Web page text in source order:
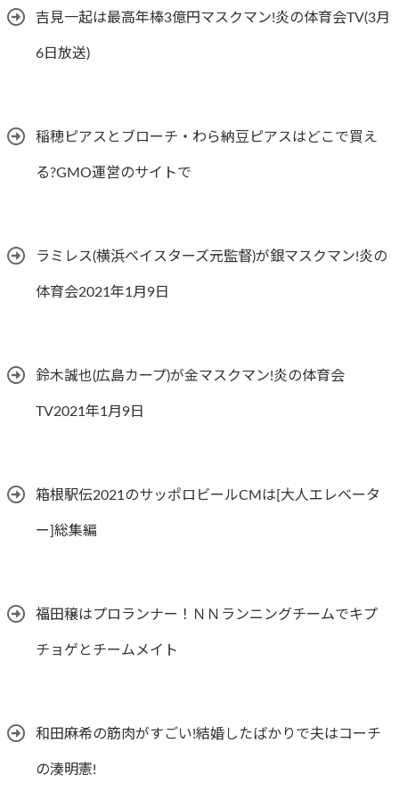
吉見一起は最高年棒3億円マスクマン!炎の体育会TV(3月
6日放送)
稲穂ピアスとブローチ・わら納豆ピアスはどこで買え
る?GMO運営のサイトで
ラミレス(横浜ベイスターズ元監督)が銀マスクマン!炎の
体育会2021年1月9日
鈴木誠也(広島カープ)が金マスクマン!炎の体育会
TV2021年1月9日
箱根駅伝2021のサッポロビールCMは[大人エレベータ
ー]総集編
福田穣はプロランナー！ＮＮランニングチームでキプ
チョゲとチームメイト
和田麻希の筋肉がすごい!結婚したばかりで夫はコーチ
の湊明憲!